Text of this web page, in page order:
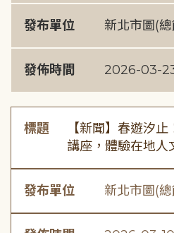
發布單位 新北市圖(總
發佈時間 2026-03-
標題
【新聞】春遊汐
講座，體驗在地人
發布單位 新北市圖(總